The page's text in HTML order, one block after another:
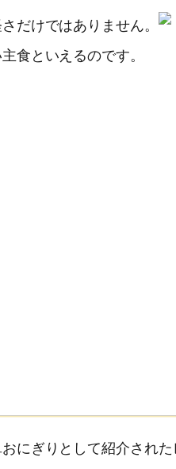
だけではありません。
食といえるのです。
にぎりとして紹介され